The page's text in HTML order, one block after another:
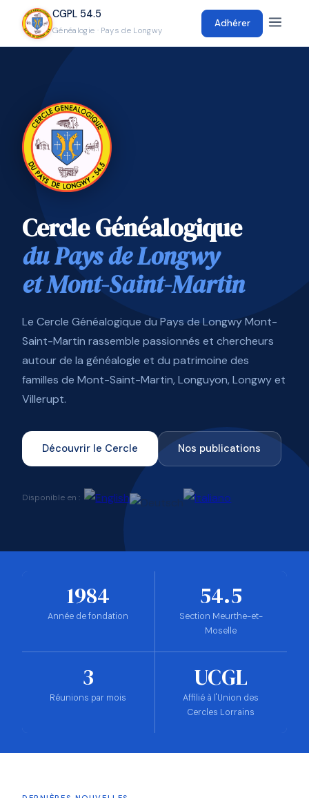
CGPL 54.5
Généalogie · Pays de Longwy
Adhérer
Cercle Généalogique
du Pays de Longwy
et Mont-Saint-Martin
Le Cercle Généalogique du Pays de Longwy Mont-
Saint-Martin rassemble passionnés et chercheurs
autour de la généalogie et du patrimoine des
familles de Mont-Saint-Martin, Longuyon, Longwy et
Villerupt.
Découvrir le Cercle Nos publications
Disponible en :
1984
Année de fondation
54.5
Section Meurthe-et-
Moselle
3
Réunions par mois
UCGL
Affilié à l'Union des
Cercles Lorrains